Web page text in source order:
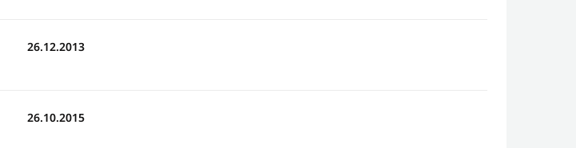
26.12.2013
26.10.2015